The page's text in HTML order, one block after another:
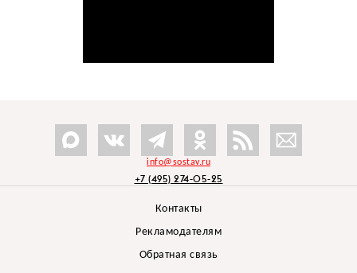
info@sostav.ru
+7 (495) 274-05-25
Контакты
Рекламодателям
Обратная связь